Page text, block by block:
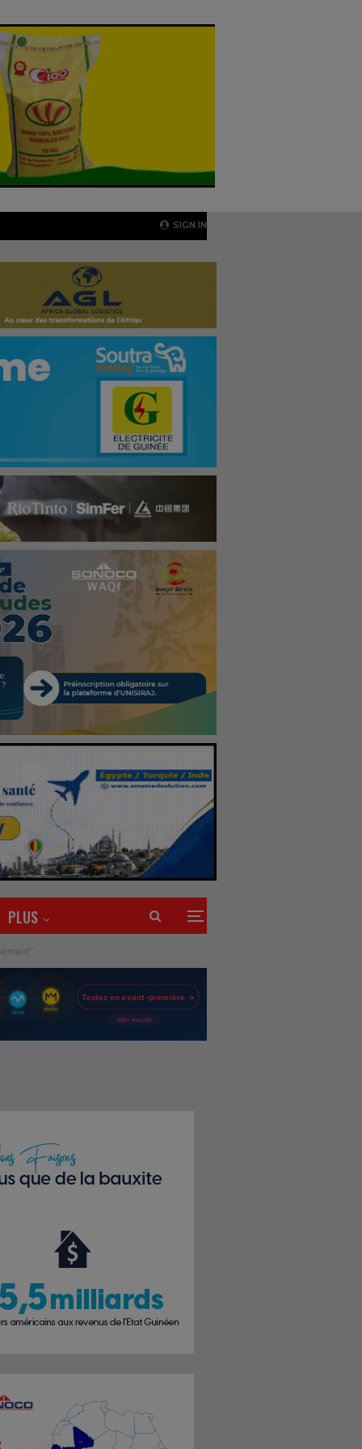
SIGN IN
PLUS